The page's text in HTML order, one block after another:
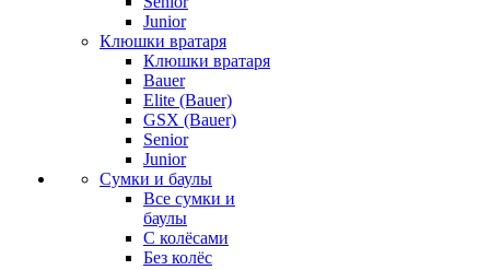
Junior
Клюшки вратаря
Клюшки вратаря
Bauer
Elite (Bauer)
GSX (Bauer)
Senior
Junior
Сумки и баулы
Все сумки и
баулы
С колёсами
Без колёс